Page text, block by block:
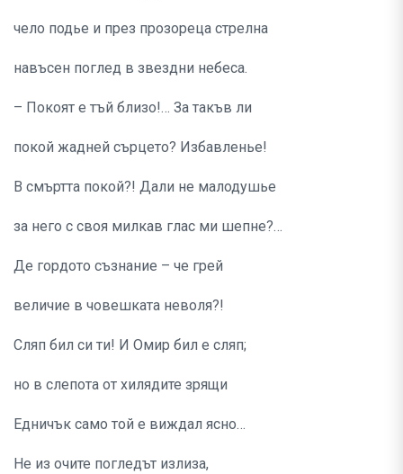
чело подье и през прозореца стрелна
навъсен поглед в звездни небеса.
– Покоят е тъй близо!… За такъв ли
покой жадней сърцето? Избавленье!
В смъртта покой?! Дали не малодушье
за него с своя милкав глас ми шепне?…
Де гордото съзнание – че грей
величие в човешката неволя?!
Сляп бил си ти! И Омир бил е сляп;
но в слепота от хилядите зрящи
Едничък само той е виждал ясно…
Не из очите погледът излиза,